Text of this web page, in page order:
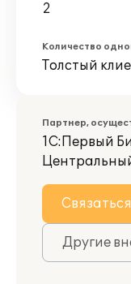
2
Количество
Толстый
Партнер,
1С:Первый
Связаться
Другие